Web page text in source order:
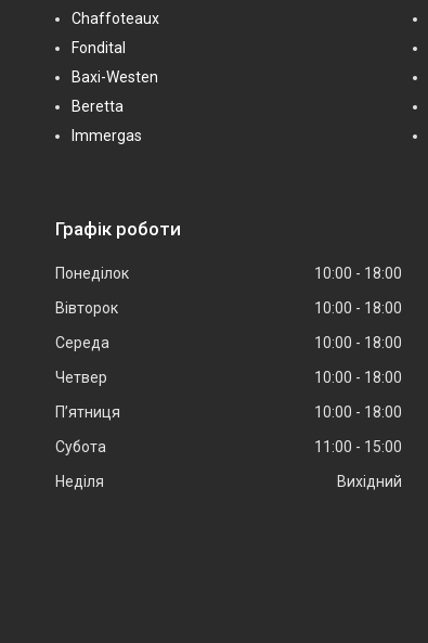
Chaffoteaux
Fondital
Baxi-Westen
Beretta
Immergas
Графік роботи
Понеділок 10:00
18:00
Вівторок
10:00
18:00
Середа
10:00
18:00
Четвер
10:00
18:00
Пʼятниця
10:00
18:00
Субота
11:00
15:00
Неділя
Вихідний